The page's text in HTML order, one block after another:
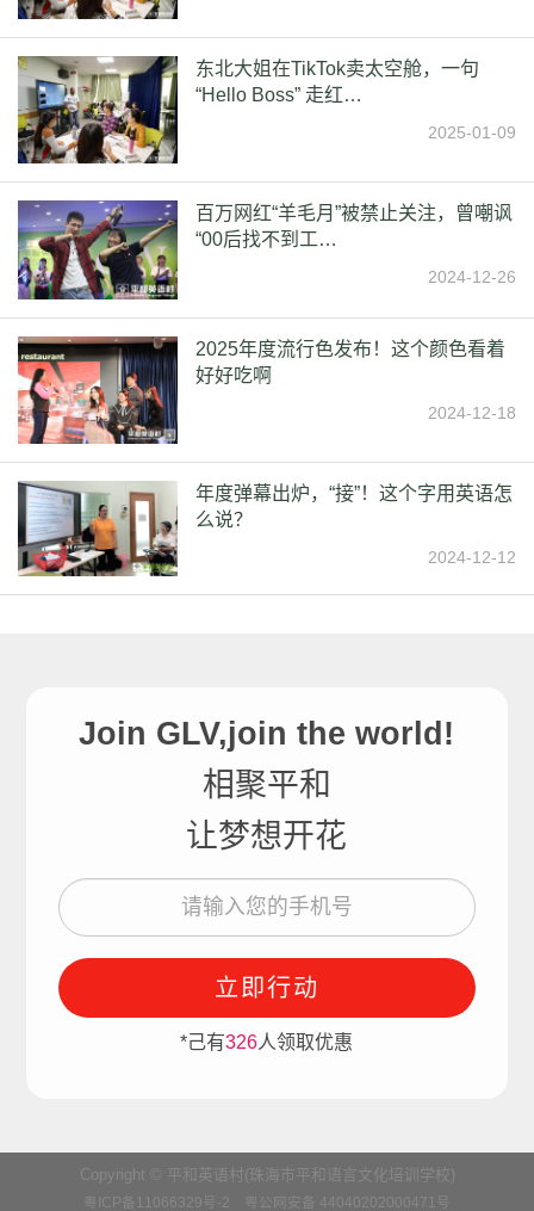
东北大姐在TikTok卖太空舱，一句
“Hello Boss” 走红…
2025-01-09
百万网红“羊毛月”被禁止关注，曾嘲讽
“00后找不到工…
2024-12-26
2025年度流行色发布！这个颜色看着
好好吃啊
2024-12-18
年度弹幕出炉，“接”！这个字用英语怎
么说？
2024-12-12
Join GLV,join the world!
相聚平和
让梦想开花
立即行动
*己有326人领取优惠
Copyright © 平和英语村(珠海市平和语言文化培训学校)
粤ICP备11066329号-2 粤公网安备 44040202000471号